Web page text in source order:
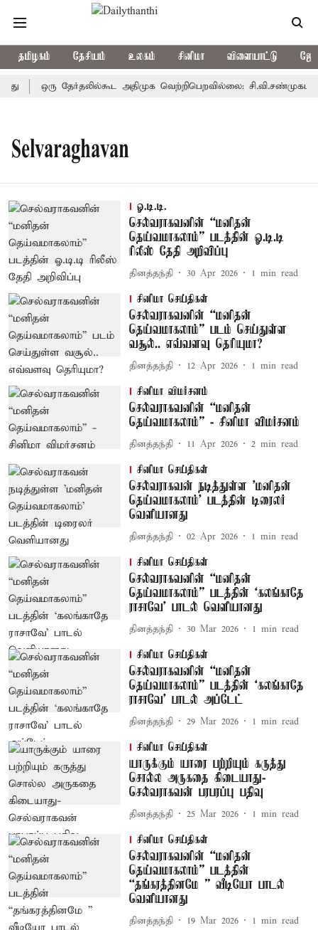
தமிழகம் தேசியம் உலகம் சினிமா விளையாட்டு
ஒரு தேர்தலில்கூட அதிமுக வெற்றிபெறவில்லை: சி.வி.சண்முகம்
Selvaraghavan
ஓ.டி.டி.
செல்வராகவனின் “மனிதன்
தெய்வமாகலாம்” படத்தின் ஓ.டி.டி
ரிலீஸ் தேதி அறிவிப்பு
தினத்தந்தி 30 Apr 2026 1 min read
சினிமா செய்திகள்
செல்வராகவனின் “மனிதன்
தெய்வமாகலாம்” படம் செய்துள்ள
வசூல்.. எவ்வளவு தெரியுமா?
தினத்தந்தி 12 Apr 2026 1 min read
சினிமா விமர்சனம்
செல்வராகவனின் “மனிதன்
தெய்வமாகலாம்” - சினிமா விமர்சனம்
தினத்தந்தி 11 Apr 2026 2 min read
சினிமா செய்திகள்
செல்வராகவன் நடித்துள்ள 'மனிதன்
தெய்வமாகலாம்' படத்தின் டிரைலர்
வெளியானது
தினத்தந்தி 02 Apr 2026 1 min read
சினிமா செய்திகள்
செல்வராகவனின் “மனிதன்
தெய்வமாகலாம்” படத்தின் ‘கலங்காதே
ராசாவே’ பாடல் வெளியானது
தினத்தந்தி 30 Mar 2026 1 min read
சினிமா செய்திகள்
செல்வராகவனின் “மனிதன்
தெய்வமாகலாம்” படத்தின் ‘கலங்காதே
ராசாவே’ பாடல் அப்டேட்
தினத்தந்தி 29 Mar 2026 1 min read
சினிமா செய்திகள்
யாருக்கும் யாரை பற்றியும் கருத்து
சொல்ல அருகதை கிடையாது-
செல்வராகவன் பரபரப்பு பதிவு
தினத்தந்தி 25 Mar 2026 1 min read
சினிமா செய்திகள்
செல்வராகவனின் “மனிதன்
தெய்வமாகலாம்” படத்தின்
“தங்கரத்தினமே ” வீடியோ பாடல்
வெளியானது
தினத்தந்தி 19 Mar 2026 1 min read